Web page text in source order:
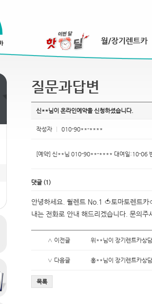
질문과답변
신**님이 온라인예약을 신청하셨습니다.
작성자 010-90**-****
[예약] 신**님 010-90**-**** 대여일:10-06
댓글 (1)
안녕하세요. 월렌트 No.1 🍅토마토렌트
내는 전화로 안내 해드리겠습니다. 문의주
∧ 이전글 위**님이 장기렌트카상
∨ 다음글 홍**님이 장기렌트카상
목록